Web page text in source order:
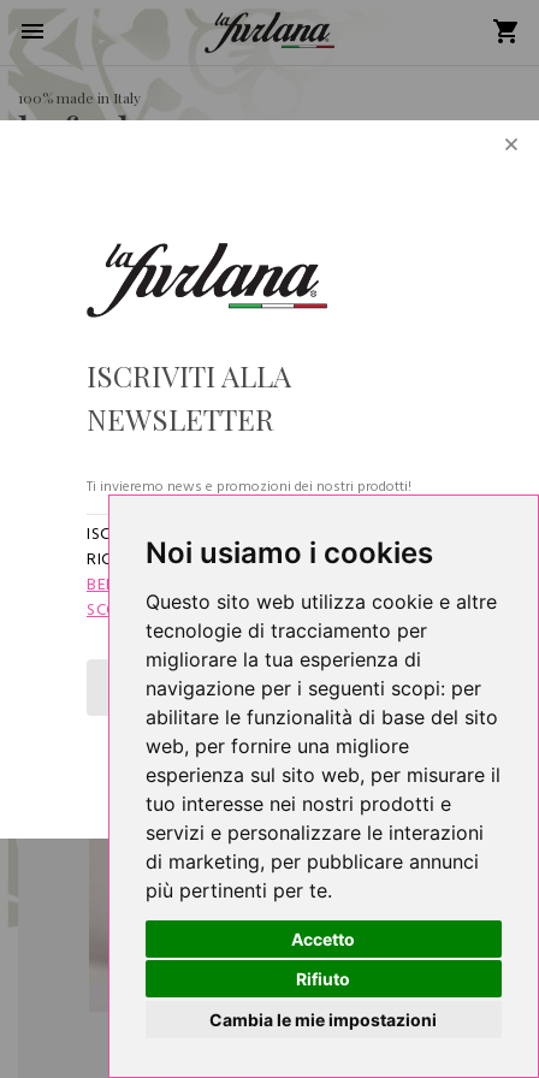
Noi usiamo i cookies
Questo sito web utilizza cookie e altre
tecnologie di tracciamento per
migliorare la tua esperienza di
navigazione per i seguenti scopi: per
abilitare le funzionalità di base del sito
web, per fornire una migliore
esperienza sul sito web, per misurare il
tuo interesse nei nostri prodotti e
servizi e personalizzare le interazioni
di marketing, per pubblicare annunci
più pertinenti per te.
Accetto
Rifiuto
Cambia le mie impostazioni
×
ISCRIVITI ALLA
NEWSLETTER
Ti invieremo news e promozioni dei nostri prodotti!
ISCRIVENDOTI ALLA NOSTRA NEWSLETTER
RICEVERAI SUBITO IL"COUPON DI
BENVENUTO"
SCONTO DI 5 €SUL TUO PRIMO ACQUISTO.
OTTIENI SUBITO LO SCONTO DI 5 €
la furlana
100% made in Italy
31/07/2026 al 24/08/2026 saranno evasi in ordine cronologico a
partire dal 24/08/2026. La Furlana vi augura buone ferie!